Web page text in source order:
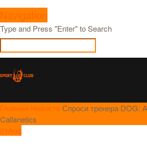
Navigation
Type and Press "Enter" to Search
Главная Новости Спроси тренера DOG:
Callanetics
21Aug